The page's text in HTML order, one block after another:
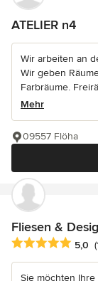
ATELIER n4
Wir arbeiten an
Wir geben
Farbräume.
Mehr
09557 Flöha
Fliesen &
5,0
Sie möchten